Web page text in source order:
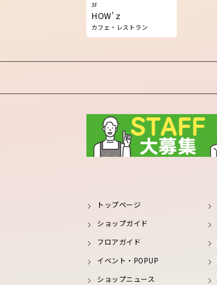
3F
HOW’ｚ
カフェ・レストラン
トップページ
ショップガイド
フロアガイド
イベント・POPUP
ショップニュース